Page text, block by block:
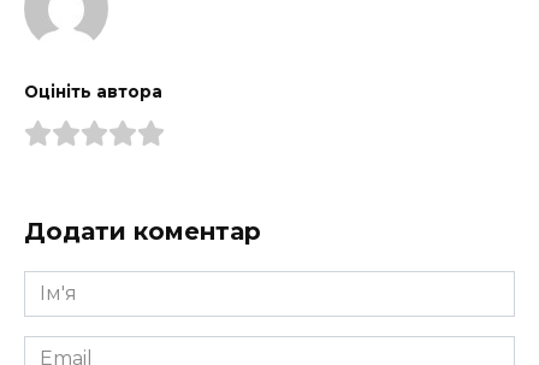
Оцініть автора
Додати коментар
Ім'я
*
Email